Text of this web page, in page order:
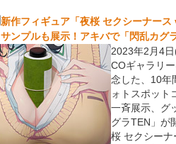
新作フィギュア「夜桜 セクシーナー
サンプルも展示！アキバで「閃乱カグ
2023年2月4
COギャラリ
念した、10年
ォトスポット
一斉展示、グ
グラTEN」が
桜 セクシーナ